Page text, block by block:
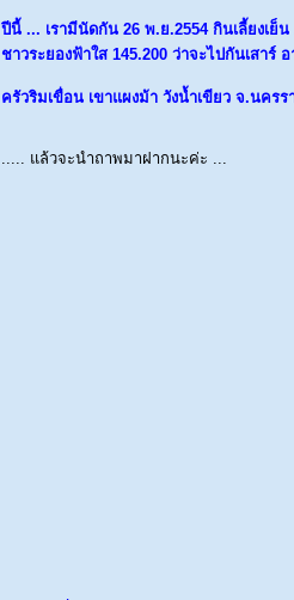
ปีนี้ ... เรามีนัดกัน 26 พ.ย.2554 กินเลี้ยงเย็
ชาวระยองฟ้าใส 145.200 ว่าจะไปกันเสาร์
ครัวริมเขื่อน เขาแผงม้า วังน้ำเขียว จ.นครร
..... แล้วจะนำถาพมาฝากนะค่ะ ...